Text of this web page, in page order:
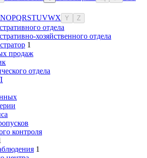
NOPQRSTUVWX Y Z
отдела
хозяйственного отдела
1
продаж
отдела
контроля
1